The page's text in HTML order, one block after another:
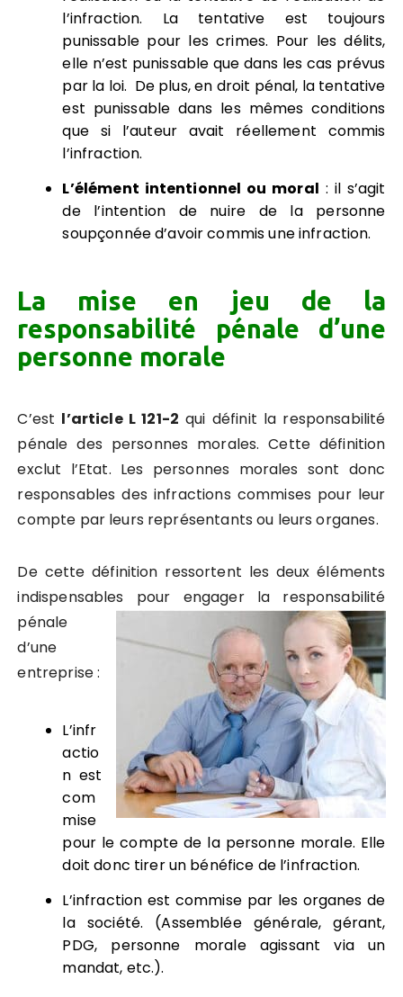
l’infraction. La tentative est toujours
punissable pour les crimes. Pour les délits,
elle n’est punissable que dans les cas prévus
par la loi. De plus, en droit pénal, la tentative
est punissable dans les mêmes conditions
que si l’auteur avait réellement commis
l’infraction.
L’élément intentionnel ou moral : il s’agit
de l’intention de nuire de la personne
soupçonnée d’avoir commis une infraction.
La mise en jeu de la
responsabilité pénale d’une
personne morale
C’est l’article L 121-2 qui définit la responsabilité
pénale des personnes morales. Cette définition
exclut l’Etat. Les personnes morales sont donc
responsables des infractions commises pour leur
compte par leurs représentants ou leurs organes.
De cette définition ressortent les deux éléments
indispensables pour engager la responsabilité
pénale
d’une
entreprise :
L’infr
actio
n est
com
mise
pour le compte de la personne morale. Elle
doit donc tirer un bénéfice de l’infraction.
L’infraction est commise par les organes de
la société. (Assemblée générale, gérant,
PDG, personne morale agissant via un
mandat, etc.).